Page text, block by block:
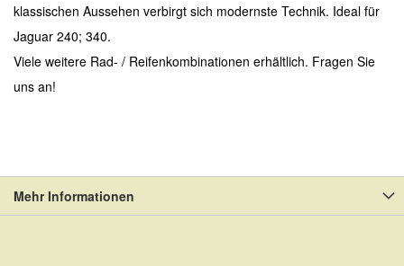
klassischen Aussehen verbirgt sich modernste Technik. Ideal für
Jaguar 240; 340.
Viele weitere Rad- / Reifenkombinationen erhältlich. Fragen Sie
uns an!
Mehr Informationen